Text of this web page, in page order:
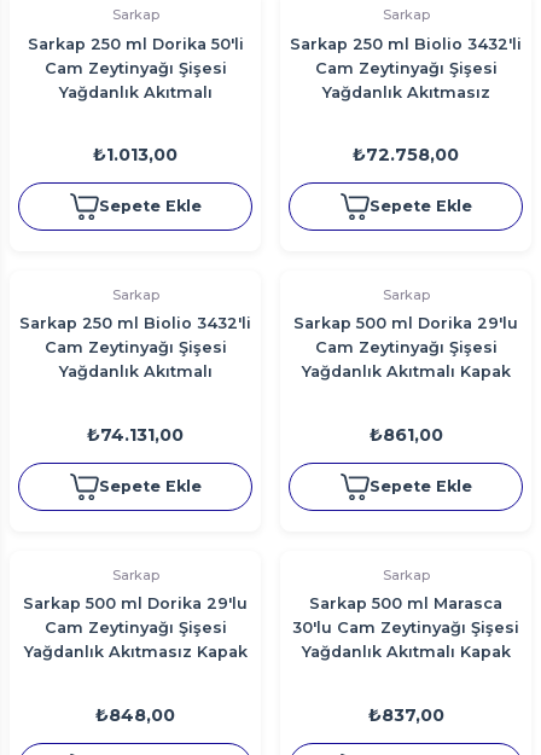
Sarkap
Sarkap 250 ml Dorika 50'li
Cam Zeytinyağı Şişesi
Yağdanlık Akıtmalı
₺1.013,00
Sepete Ekle
Sarkap
Sarkap 250 ml Biolio 3432'li
Cam Zeytinyağı Şişesi
Yağdanlık Akıtmasız
₺72.758,00
Sepete Ekle
Sarkap
Sarkap 250 ml Biolio 3432'li
Cam Zeytinyağı Şişesi
Yağdanlık Akıtmalı
₺74.131,00
Sepete Ekle
Sarkap
Sarkap 500 ml Dorika 29'lu
Cam Zeytinyağı Şişesi
Yağdanlık Akıtmalı Kapak
₺861,00
Sepete Ekle
Sarkap
Sarkap 500 ml Dorika 29'lu
Cam Zeytinyağı Şişesi
Yağdanlık Akıtmasız Kapak
₺848,00
Sarkap
Sarkap 500 ml Marasca
30'lu Cam Zeytinyağı Şişesi
Yağdanlık Akıtmalı Kapak
₺837,00